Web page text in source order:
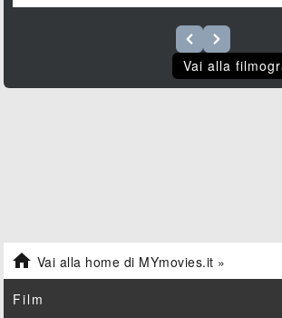
Vai alla
 Vai alla home di MYmovies.it »
Film